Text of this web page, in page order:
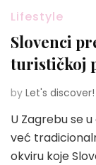
Lifestyle
Slovenci
turističkoj
by Let's discover!
U Zagrebu se
već
okviru koje